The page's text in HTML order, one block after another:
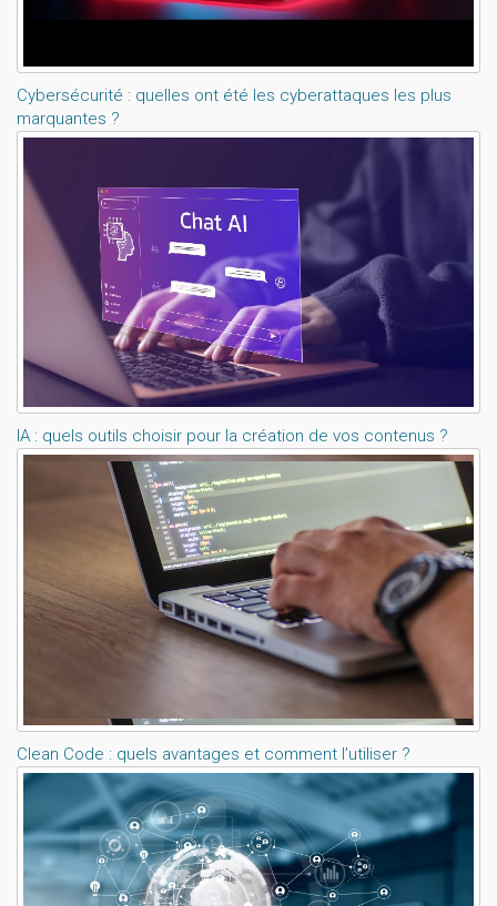
Cybersécurité : quelles ont été les cyberattaques les plus
marquantes ?
IA : quels outils choisir pour la création de vos contenus ?
Clean Code : quels avantages et comment l’utiliser ?